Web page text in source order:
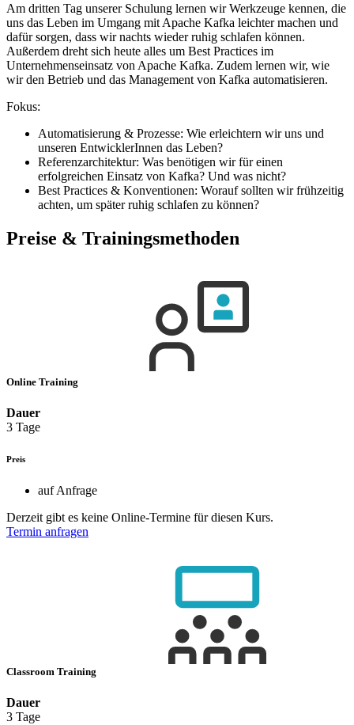
Am dritten Tag unserer Schulung lernen wir Werkzeuge kennen, die
uns das Leben im Umgang mit Apache Kafka leichter machen und
dafür sorgen, dass wir nachts wieder ruhig schlafen können.
Außerdem dreht sich heute alles um Best Practices im
Unternehmenseinsatz von Apache Kafka. Zudem lernen wir, wie
wir den Betrieb und das Management von Kafka automatisieren.
Fokus:
Automatisierung & Prozesse: Wie erleichtern wir uns und
unseren EntwicklerInnen das Leben?
Referenzarchitektur: Was benötigen wir für einen
erfolgreichen Einsatz von Kafka? Und was nicht?
Best Practices & Konventionen: Worauf sollten wir frühzeitig
achten, um später ruhig schlafen zu können?
Preise & Trainingsmethoden
Online Training
Dauer
3 Tage
Preis
auf Anfrage
Derzeit gibt es keine Online-Termine für diesen Kurs.
Termin anfragen
Classroom Training
Dauer
3 Tage